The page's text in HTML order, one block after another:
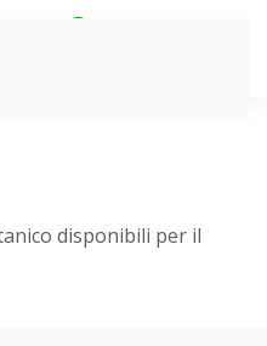
disponibili per il